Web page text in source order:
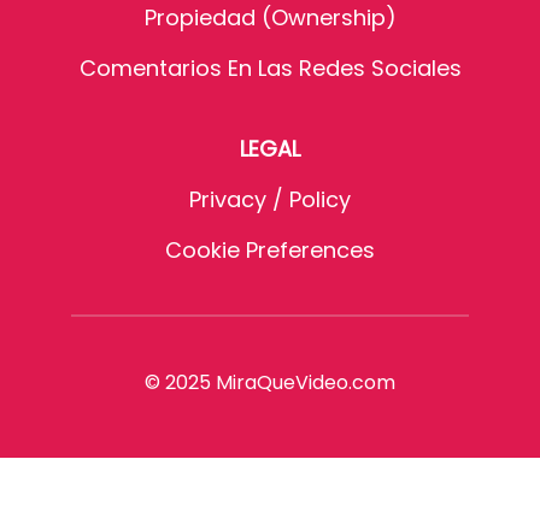
Propiedad (Ownership)
Comentarios En Las Redes Sociales
LEGAL
Privacy / Policy
Cookie Preferences
© 2025 MiraQueVideo.com